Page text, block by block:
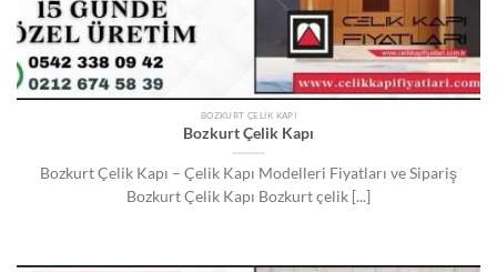
BOZKURT ÇELIK KAPI
Bozkurt Çelik Kapı
Bozkurt Çelik Kapı – Çelik Kapı Modelleri Fiyatları ve Sipariş
Bozkurt Çelik Kapı Bozkurt çelik [...]